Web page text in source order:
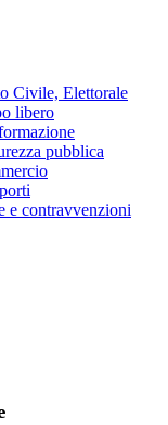
Civile, Elettorale
libero
pubblica
e contravvenzioni